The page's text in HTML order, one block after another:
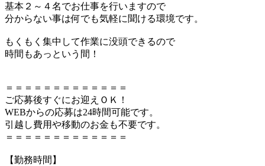
基本２～４名でお仕事を行いますので
分からない事は何でも気軽に聞ける環境です。
もくもく集中して作業に没頭できるので
時間もあっという間！
＝＝＝＝＝＝＝＝＝＝＝＝＝
ご応募後すぐにお迎えＯＫ！
WEBからの応募は24時間可能です。
引越し費用や移動のお金も不要です。
＝＝＝＝＝＝＝＝＝＝＝＝＝
【勤務時間】